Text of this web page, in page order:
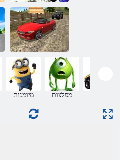
18 ןעטמ תיאשמ
3d הגיהנ תינוכמ
תעיסנ םייתימא
םילולעפ
מיומנות מפלצות